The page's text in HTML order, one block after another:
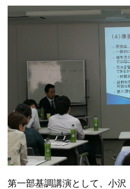
第一部基調講演として、小